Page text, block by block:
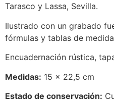
Tarasco y Lassa, Sevilla.
Ilustrado con un grabado
fórmulas y tablas de
Encuadernación rústica,
Medidas: 15 x 22,5 cm
Estado de conservación: